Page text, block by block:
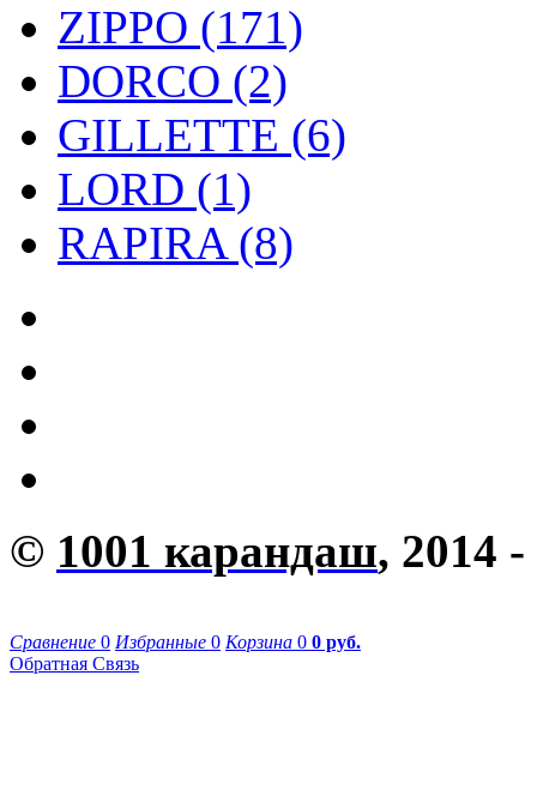
ZIPPO (171)
DORCO (2)
GILLETTE (6)
LORD (1)
RAPIRA (8)
© 1001 карандаш, 2014 -
Сравнение 0 Избранные 0 Корзина 0 0 руб.
Обратная Связь